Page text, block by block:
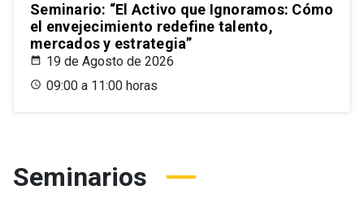
Seminario: “El Activo que Ignoramos: Cómo
el envejecimiento redefine talento,
mercados y estrategia”
19 de Agosto de 2026
09:00 a 11:00 horas
Seminarios